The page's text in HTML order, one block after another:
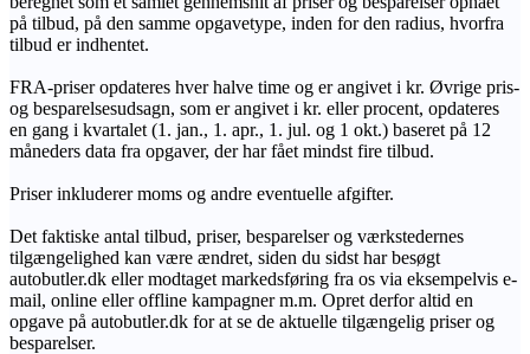
på tilbud, på den samme opgavetype, inden for den radius, hvorfra
tilbud er indhentet.
FRA-priser opdateres hver halve time og er angivet i kr. Øvrige pris-
og besparelsesudsagn, som er angivet i kr. eller procent, opdateres
en gang i kvartalet (1. jan., 1. apr., 1. jul. og 1 okt.) baseret på 12
måneders data fra opgaver, der har fået mindst fire tilbud.
Priser inkluderer moms og andre eventuelle afgifter.
Det faktiske antal tilbud, priser, besparelser og værkstedernes
tilgængelighed kan være ændret, siden du sidst har besøgt
autobutler.dk eller modtaget markedsføring fra os via eksempelvis e-
mail, online eller offline kampagner m.m. Opret derfor altid en
opgave på autobutler.dk for at se de aktuelle tilgængelig priser og
besparelser.